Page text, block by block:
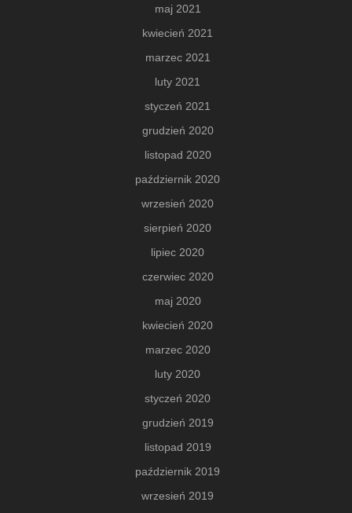
maj 2021
kwiecień 2021
marzec 2021
luty 2021
styczeń 2021
grudzień 2020
listopad 2020
październik 2020
wrzesień 2020
sierpień 2020
lipiec 2020
czerwiec 2020
maj 2020
kwiecień 2020
marzec 2020
luty 2020
styczeń 2020
grudzień 2019
listopad 2019
październik 2019
wrzesień 2019